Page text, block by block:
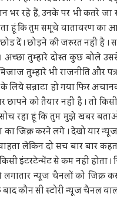
भर रहे हैं, उनके पर भी कतरे
हूं कि तुम समूचे वातावरण
छोड दें । छोड़ने की जरुरत नहीं
अच्छा तुम्हारे दोस्त कुछ
तुम्हारे भी राजनीति और
सन्नाटा हो गया फिर
को तैयार नहीं है । तो
रहा हूं कि तुम मुझे खबर
जिक्र करने लगे । देखो यार
लेकिन दो सच बार बार
इंटरटेन्मेंट से कम नहीं होता
न्यूज चैनलों को जिक्र
कौन सी स्टोरी न्यूज चैनल